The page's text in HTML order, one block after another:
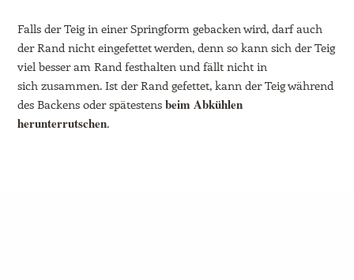
Falls der Teig in einer Springform gebacken wird, darf auch
der Rand nicht eingefettet werden, denn so kann sich der Teig
viel besser am Rand festhalten und fällt nicht in
sich zusammen. Ist der Rand gefettet, kann der Teig während
des Backens oder spätestens beim Abkühlen
herunterrutschen.